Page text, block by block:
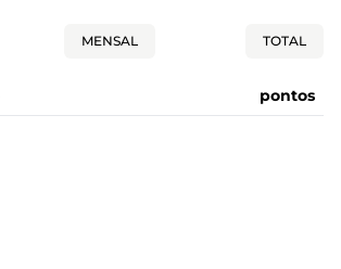
MENSAL TOTAL
pontos